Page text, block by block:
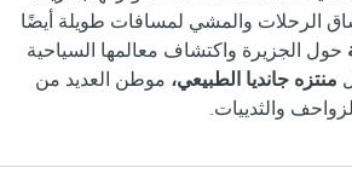
الرحلات والمشي لمسافات طويلة أيضًا
حول الجزيرة واكتشاف معالمها السياحية
منتزه جانديا الطبيعي، موطن العديد من
والثدييات.